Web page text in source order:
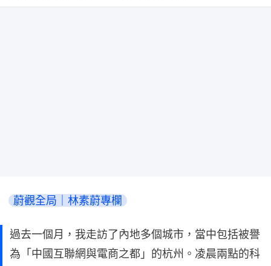
蔚觀全局｜林素蔚專欄
過去一個月，我走訪了內地多個城市，當中包括被譽
為「中國互聯網與電商之都」的杭州。凌晨兩點的科